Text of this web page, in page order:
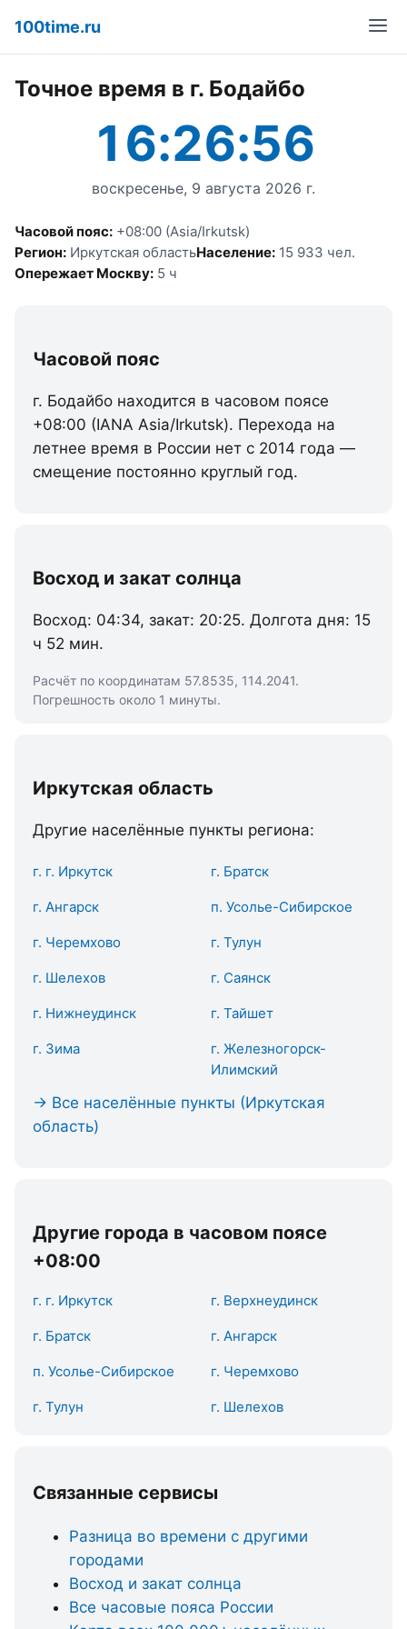
100time.ru
Точное время в г. Бодайбо
16:26:56
воскресенье, 9 августа 2026 г.
Часовой пояс: +08:00 (Asia/Irkutsk)
Регион: Иркутская областьНаселение: 15 933 чел.
Опережает Москву: 5 ч
Часовой пояс
г. Бодайбо находится в часовом поясе
+08:00 (IANA Asia/Irkutsk). Перехода на
летнее время в России нет с 2014 года —
смещение постоянно круглый год.
Восход и закат солнца
Восход: 04:34, закат: 20:25. Долгота дня: 15
ч 52 мин.
Расчёт по координатам 57.8535, 114.2041.
Погрешность около 1 минуты.
Иркутская область
Другие населённые пункты региона:
г. г. Иркутск г. Братск
г. Ангарск п. Усолье-Сибирское
г. Черемхово г. Тулун
г. Шелехов г. Саянск
г. Нижнеудинск г. Тайшет
г. Зима
г. Железногорск-
Илимский
→ Все населённые пункты (Иркутская
область)
Другие города в часовом поясе
+08:00
г. г. Иркутск г. Верхнеудинск
г. Братск г. Ангарск
п. Усолье-Сибирское г. Черемхово
г. Тулун г. Шелехов
Связанные сервисы
Разница во времени с другими
городами
Восход и закат солнца
Все часовые пояса России